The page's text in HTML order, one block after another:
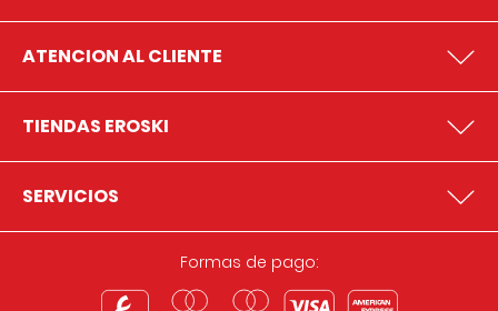
ATENCION AL CLIENTE
TIENDAS EROSKI
SERVICIOS
Formas de pago: